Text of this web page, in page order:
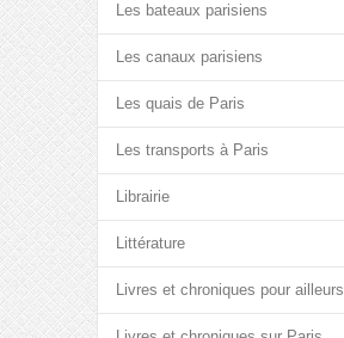
Les bateaux parisiens
Les canaux parisiens
Les quais de Paris
Les transports à Paris
Librairie
Littérature
Livres et chroniques pour ailleurs